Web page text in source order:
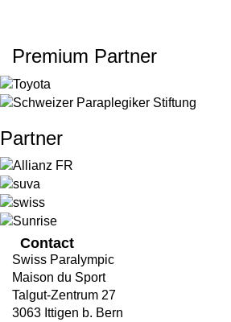
Premium Partner
Partner
Contact
Swiss Paralympic
Maison du Sport
Talgut-Zentrum 27
3063 Ittigen b. Bern